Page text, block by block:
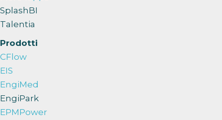
SplashBI
Talentia
Prodotti
CFlow
EIS
EngiMed
EngiPark
EPMPower